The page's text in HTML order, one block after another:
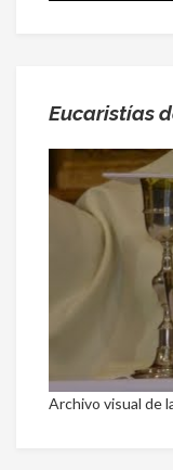
Eucaristías
Archivo visual de